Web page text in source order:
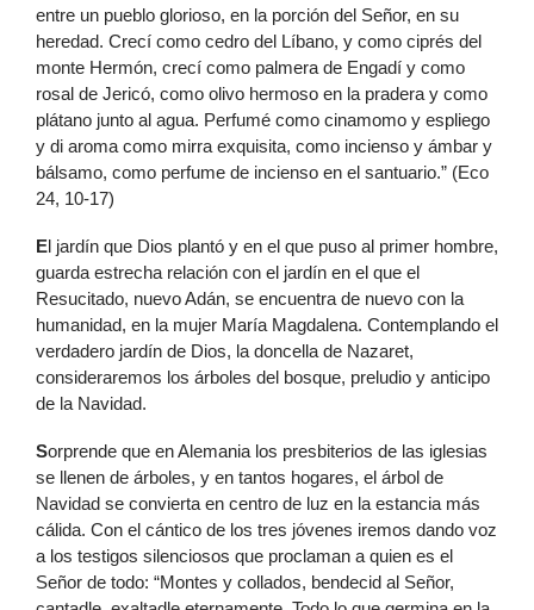
entre un pueblo glorioso, en la porción del Señor, en su
heredad. Crecí como cedro del Líbano, y como ciprés del
monte Hermón, crecí como palmera de Engadí y como
rosal de Jericó, como olivo hermoso en la pradera y como
plátano junto al agua. Perfumé como cinamomo y espliego
y di aroma como mirra exquisita, como incienso y ámbar y
bálsamo, como perfume de incienso en el santuario.” (Eco
24, 10-17)
El jardín que Dios plantó y en el que puso al primer hombre,
guarda estrecha relación con el jardín en el que el
Resucitado, nuevo Adán, se encuentra de nuevo con la
humanidad, en la mujer María Magdalena. Contemplando el
verdadero jardín de Dios, la doncella de Nazaret,
consideraremos los árboles del bosque, preludio y anticipo
de la Navidad.
Sorprende que en Alemania los presbiterios de las iglesias
se llenen de árboles, y en tantos hogares, el árbol de
Navidad se convierta en centro de luz en la estancia más
cálida. Con el cántico de los tres jóvenes iremos dando voz
a los testigos silenciosos que proclaman a quien es el
Señor de todo: “Montes y collados, bendecid al Señor,